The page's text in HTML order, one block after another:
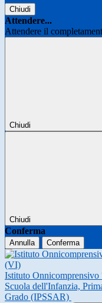
Chiudi
Attendere...
Attendere il
Chiudi
Chiudi
Conferma
Annulla Conferma
Istituto
Scuola dell'Infanzia,
Grado (IPSSAR)